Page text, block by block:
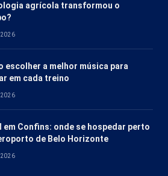
agrícola transformou o
escolher a melhor música para
em cada treino
em Confins: onde se hospedar perto
de Belo Horizonte